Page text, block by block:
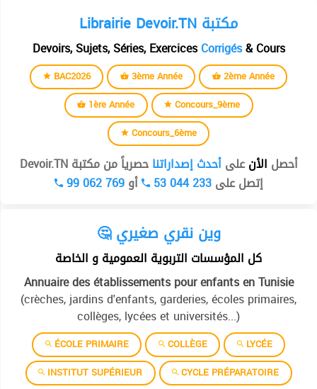
Librairie Devoir.TN مكتبة
Devoirs, Sujets, Séries, ExercicesCorrigés& Cours
BAC2026 3ème Année
2ème Année
1ère Année
Concours_9ème
Concours_6ème
أحصل الأنعلىأحدث إصداراتناحصرياً من مكتبة Devoir.TN
إتصل على53 044 233 أو99 062 769
🤔 وين نقري صغيري
كل المؤسسات التربوية العمومية و الخاصة
Annuaire des établissements pour enfants en Tunisie
(crèches, jardins d'enfants, garderies, écoles primaires,
collèges, lycées et universités...)
ÉCOLE PRIMAIRE COLLÈGE
LYCÉE
INSTITUT SUPÉRIEUR
CYCLE PRÉPARATOIRE